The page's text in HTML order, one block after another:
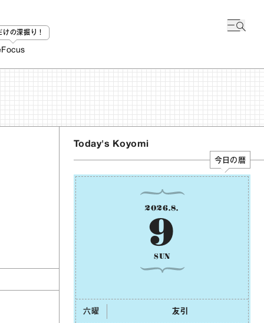
けの深掘り！
Focus
Today's Koyomi
今日の暦
2026.8.
9
SUN
六曜 友引